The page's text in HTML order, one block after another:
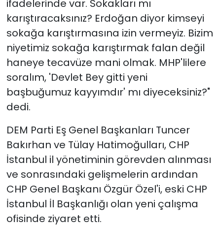
ifadelerinde var. Sokakları mı
karıştıracaksınız? Erdoğan diyor kimseyi
sokağa karıştırmasına izin vermeyiz. Bizim
niyetimiz sokağa karıştırmak falan değil
haneye tecavüze mani olmak. MHP'lilere
soralım, 'Devlet Bey gitti yeni
başbuğumuz kayyımdır' mı diyeceksiniz?"
dedi.
DEM Parti Eş Genel Başkanları Tuncer
Bakırhan ve Tülay Hatimoğulları, CHP
İstanbul il yönetiminin görevden alınması
ve sonrasındaki gelişmelerin ardından
CHP Genel Başkanı Özgür Özel'i, eski CHP
İstanbul İl Başkanlığı olan yeni çalışma
ofisinde ziyaret etti.